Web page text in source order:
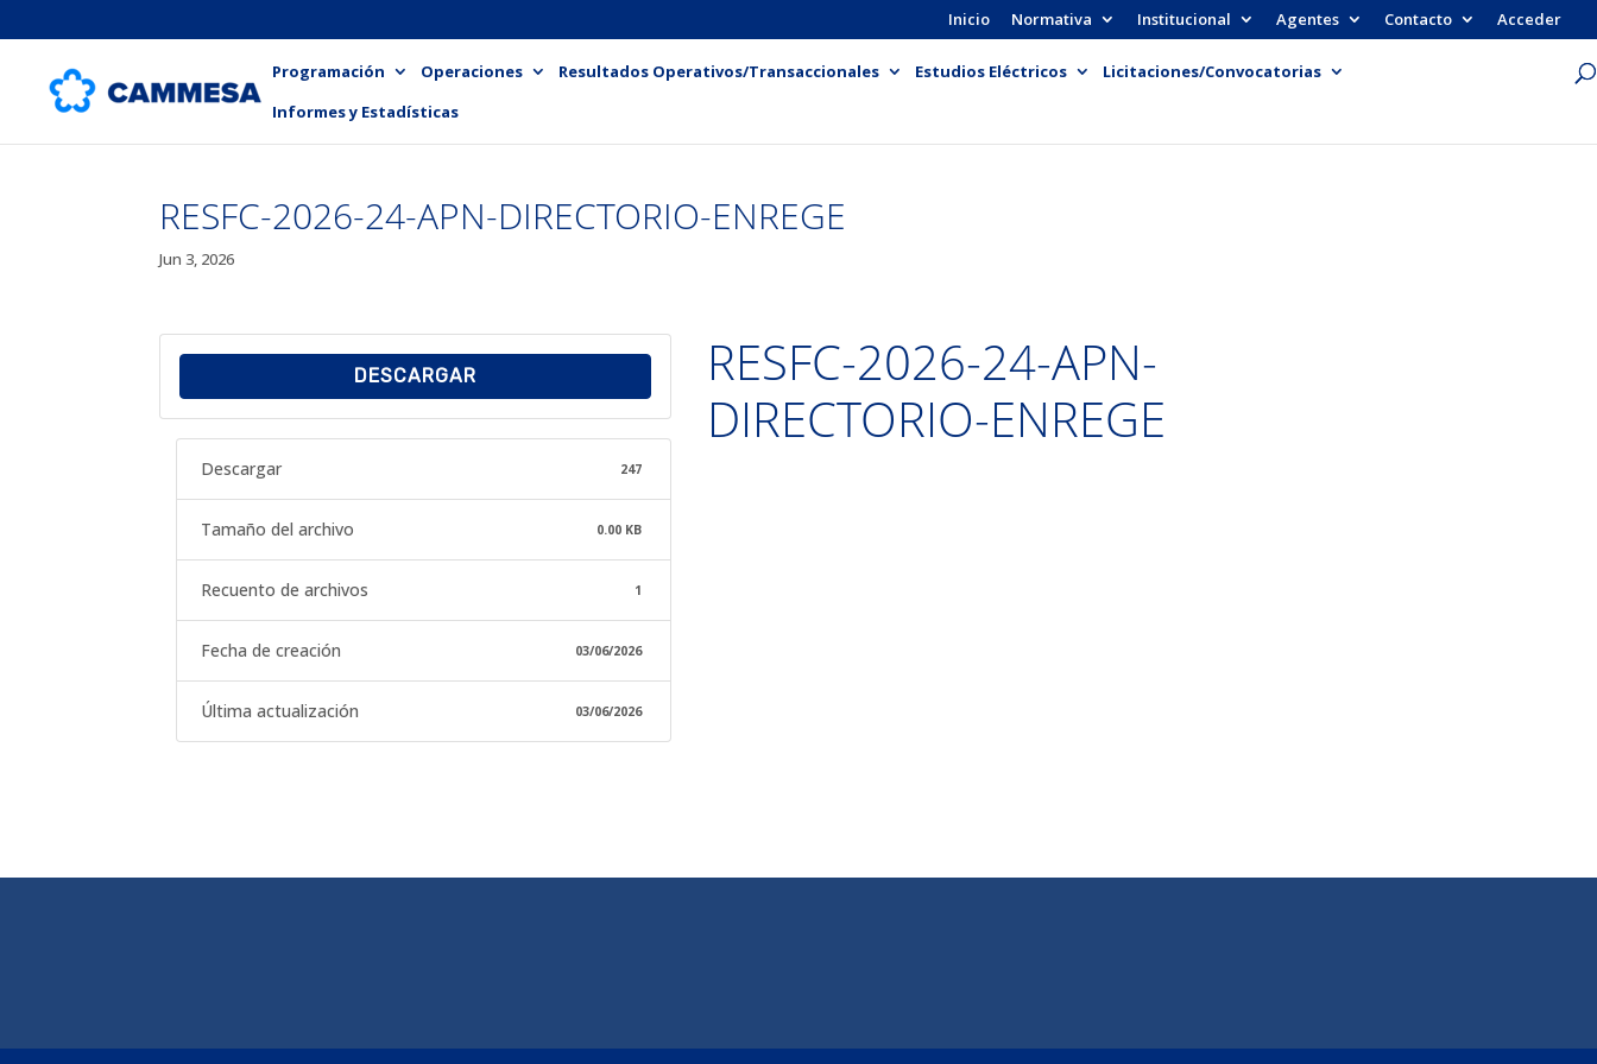
Inicio Normativa Institucional Agentes Contacto Acceder
Programación Operaciones Resultados Operativos/Transaccionales Estudios Eléctricos
Licitaciones/Convocatorias
Informes y Estadísticas
RESFC-2026-24-APN-DIRECTORIO-ENREGE
Jun 3, 2026
DESCARGAR
Descargar 247
Tamaño del archivo 0.00 KB
Recuento de archivos 1
Fecha de creación 03/06/2026
Última actualización 03/06/2026
RESFC-2026-24-APN-
DIRECTORIO-ENREGE